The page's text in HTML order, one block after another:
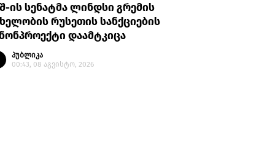
ის სენატმა ლინდსი გრემის
რუსეთის სანქციების
დაამტკიცა
პუბლიკა
00:43, 08 აგვისტო, 2026